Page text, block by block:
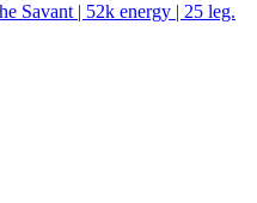
Savant | 52k energy | 25 leg.